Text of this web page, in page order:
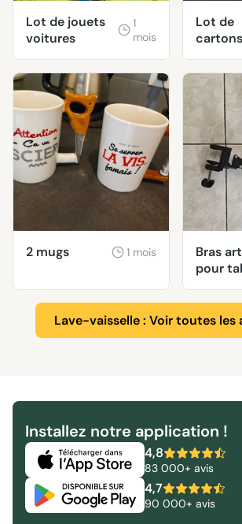
Lot de jouets
voitures
1
mois
Lot de
cartons
2 mugs 1 mois
Bras
pour
et
Lave-vaisselle : Voir toutes les
Installez notre application !
4,8
83 000+ avis
4,7
90 000+ avis